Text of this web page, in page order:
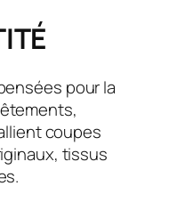
pour la
coupes
tissus